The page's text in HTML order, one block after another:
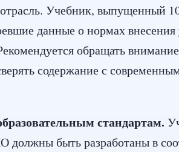
Учебник, выпущенный
данные о нормах
обращать
содержание с
стандартам.
должны быть разработаны в